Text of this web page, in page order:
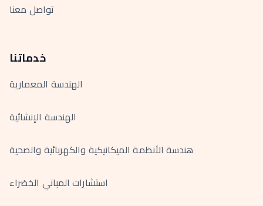
تواصل معنا
خدماتنا
الهندسة المعمارية
الهندسة الإنشائية
هندسة الأنظمة الميكانيكية والكهربائية والصحية
استشارات المباني الخضراء